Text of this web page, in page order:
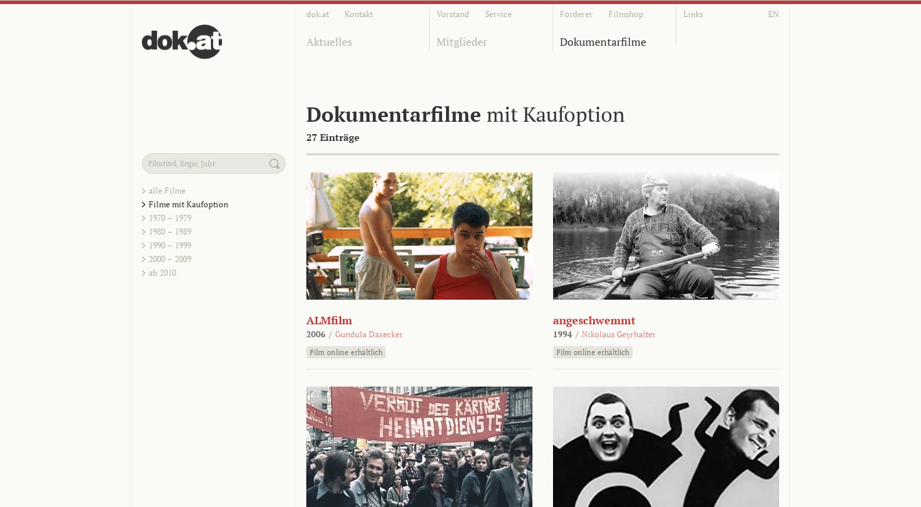
dok.at Kontakt Vorstand Service Förderer Filmshop Links EN
Aktuelles Mitglieder Dokumentarfilme
Dokumentarfilme mit Kaufoption
27 Einträge
alle Filme
Filme mit Kaufoption
1970 – 1979
1980 – 1989
1990 – 1999
2000 – 2009
ab 2010
ALMfilm
2006 / Gundula Daxecker
Film online erhältlich
angeschwemmt
1994 / Nikolaus Geyrhalter
Film online erhältlich